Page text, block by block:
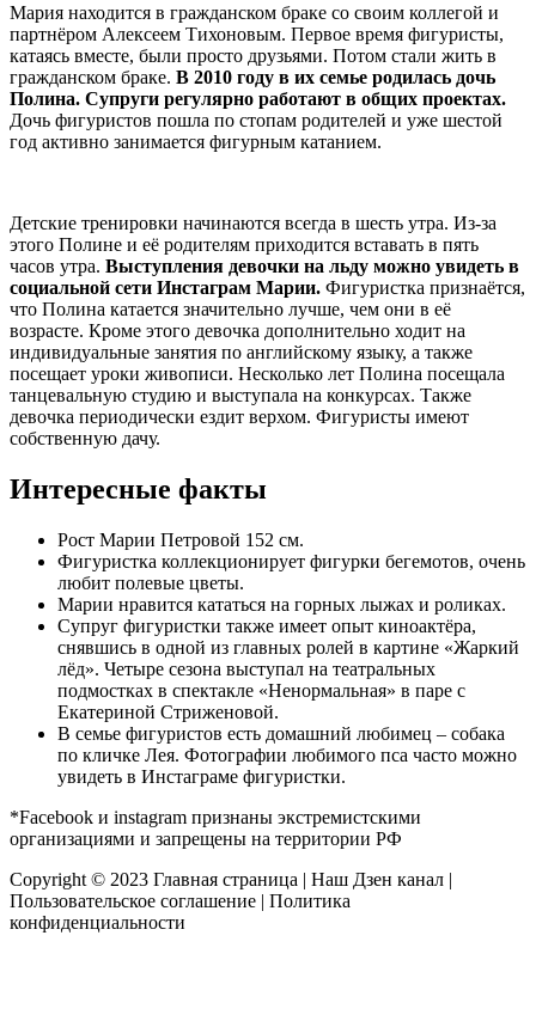
Мария находится в гражданском браке со своим коллегой и
партнёром Алексеем Тихоновым. Первое время фигуристы,
катаясь вместе, были просто друзьями. Потом стали жить в
гражданском браке. В 2010 году в их семье родилась дочь
Полина. Супруги регулярно работают в общих проектах.
Дочь фигуристов пошла по стопам родителей и уже шестой
год активно занимается фигурным катанием.
Детские тренировки начинаются всегда в шесть утра. Из-за
этого Полине и её родителям приходится вставать в пять
часов утра. Выступления девочки на льду можно увидеть в
социальной сети Инстаграм Марии. Фигуристка признаётся,
что Полина катается значительно лучше, чем они в её
возрасте. Кроме этого девочка дополнительно ходит на
индивидуальные занятия по английскому языку, а также
посещает уроки живописи. Несколько лет Полина посещала
танцевальную студию и выступала на конкурсах. Также
девочка периодически ездит верхом. Фигуристы имеют
собственную дачу.
Интересные факты
Рост Марии Петровой 152 см.
Фигуристка коллекционирует фигурки бегемотов, очень
любит полевые цветы.
Марии нравится кататься на горных лыжах и роликах.
Супруг фигуристки также имеет опыт киноактёра,
снявшись в одной из главных ролей в картине «Жаркий
лёд». Четыре сезона выступал на театральных
подмостках в спектакле «Ненормальная» в паре с
Екатериной Стриженовой.
В семье фигуристов есть домашний любимец – собака
по кличке Лея. Фотографии любимого пса часто можно
увидеть в Инстаграме фигуристки.
*Facebook и instagram признаны экстремистскими
организациями и запрещены на территории РФ
Copyright © 2023 Главная страница | Наш Дзен канал |
Пользовательское соглашение | Политика
конфиденциальности